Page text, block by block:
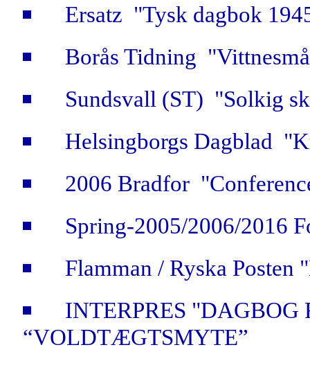
Ersatz "Tysk dagbok
Borås Tidning
Sundsvall (ST) "Solkig
Helsingborgs Dagblad
2006 Bradfor
Spring-2005/2006/2016
Flamman / Ryska
INTERPRES
“VOLDTÆGTSMYTE”